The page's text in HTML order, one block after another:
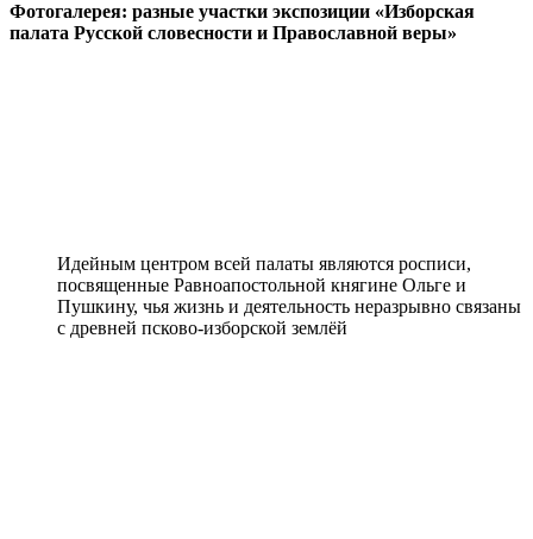
Фотогалерея: разные участки экспозиции «Изборская
палата Русской словесности и Православной веры»
Идейным центром всей палаты являются росписи,
посвященные Равноапостольной княгине Ольге и
Пушкину, чья жизнь и деятельность неразрывно связаны
с древней псково-изборской землёй